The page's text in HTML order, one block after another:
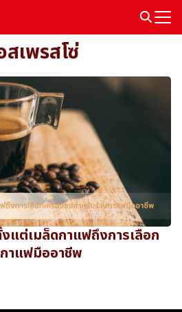
สเพรสโซ่
งแต่เมล็ดกาแฟถึงการเลือก
าแฟมืออาชีพ